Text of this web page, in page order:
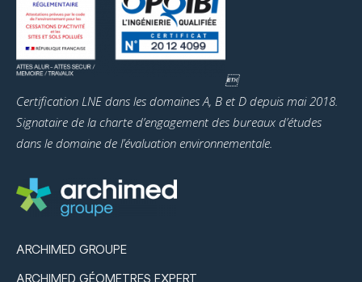

Certification LNE dans les domaines A, B et D depuis mai 2018.
Signataire de la charte d’engagement des bureaux d’études
dans le domaine de l’évaluation environnementale.
ARCHIMED GROUPE
ARCHIMED GÉOMETRES EXPERT